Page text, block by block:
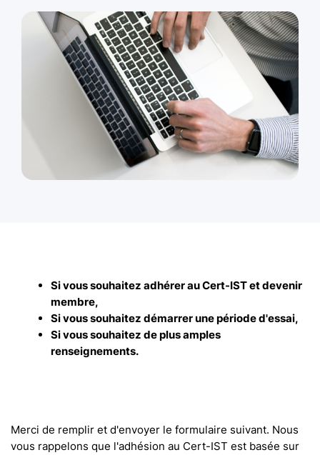
Si vous souhaitez adhérer au Cert-IST et devenir
membre,
Si vous souhaitez démarrer une période d'essai,
Si vous souhaitez de plus amples
renseignements.
Merci de remplir et d'envoyer le formulaire suivant. Nous
vous rappelons que l'adhésion au Cert-IST est basée sur